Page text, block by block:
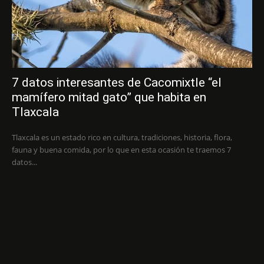
7 datos interesantes de Cacomixtle “el
mamífero mitad gato” que habita en
Tlaxcala
Tlaxcala es un estado rico en cultura, tradiciones, historia, flora,
fauna y buena comida, por lo que en esta ocasión te traemos 7
datos...